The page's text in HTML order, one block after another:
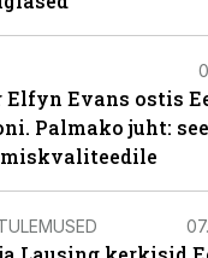
Evans ostis
Palmako juht: